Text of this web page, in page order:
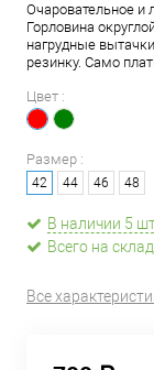
Очаровательное и
Горловина
нагрудные
резинку. Само
Цвет :
Размер :
42 44 46 48
В наличии 5
Всего на
Все